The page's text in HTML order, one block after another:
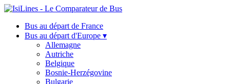
Bus au départ de France
Bus au départ d'Europe ▾
Allemagne
Autriche
Belgique
Bosnie-Herzégovine
Bulgarie